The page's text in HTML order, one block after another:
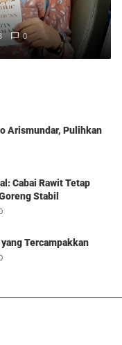
0
Arismundar, Pulihkan
Cabai Rawit Tetap
Stabil
Tercampakkan